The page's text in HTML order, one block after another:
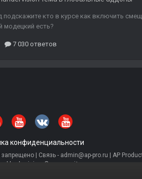
подскажите кто в курсе как включить
модецкий есть?
7 030 ответов
конфиденциальности
| Связь - admin@ap-pro.ru | AP
by Invision Community